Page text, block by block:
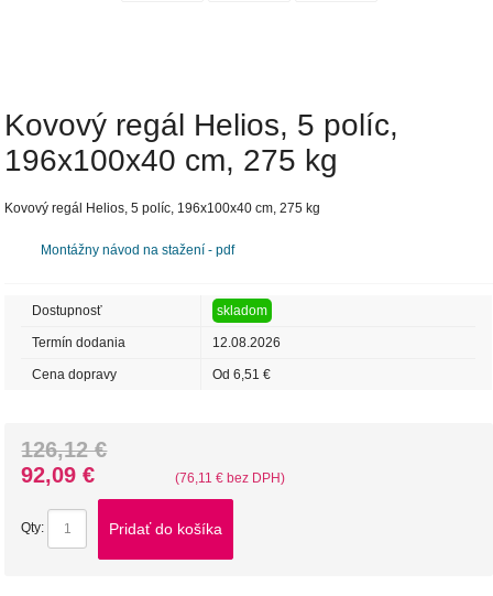
Kovový regál Helios, 5 políc,
196x100x40 cm, 275 kg
Kovový regál Helios, 5 políc, 196x100x40 cm, 275 kg
Montážny návod na stažení - pdf
Dostupnosť skladom
Termín dodania 12.08.2026
Cena dopravy Od 6,51 €
126,12 €
92,09 €
(76,11 € bez DPH)
Qty: Pridať do košíka